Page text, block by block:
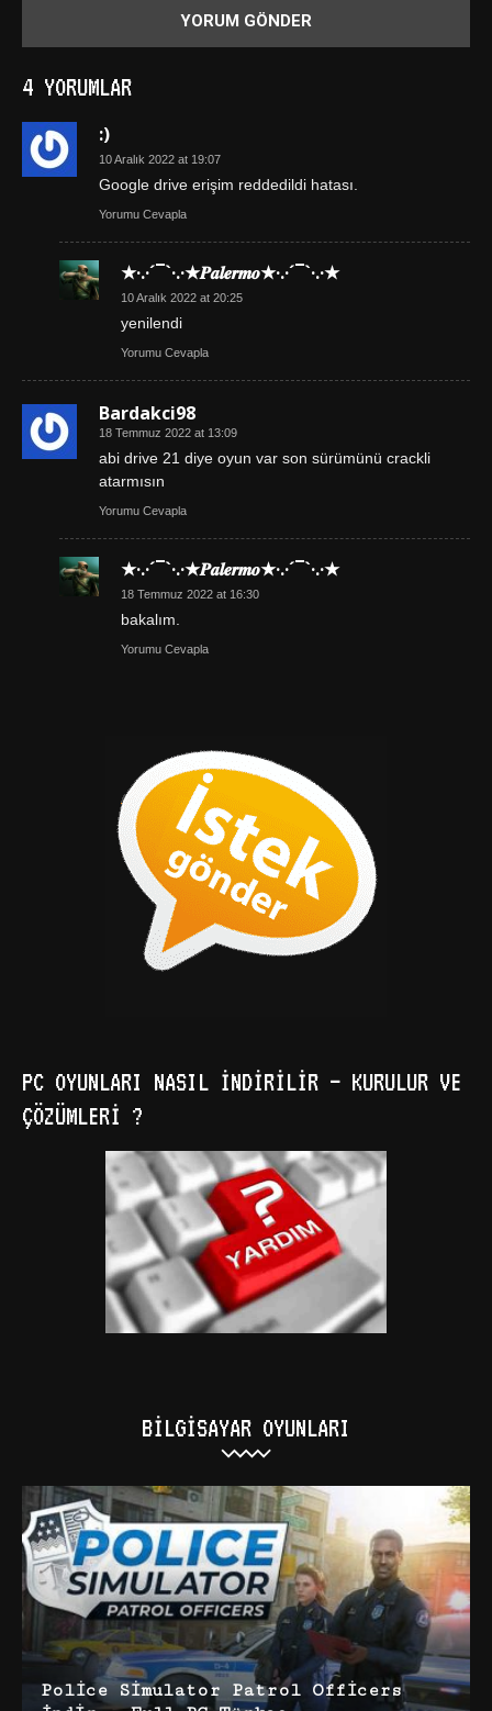
4 YORUMLAR
:)
10 Aralık 2022 at 19:07
Google drive erişim reddedildi hatası.
Yorumu Cevapla
★·.·´¯`·.·★𝑷𝒂𝒍𝒆𝒓𝒎𝒐★·.·´¯`·.·★
10 Aralık 2022 at 20:25
yenilendi
Yorumu Cevapla
Bardakci98
18 Temmuz 2022 at 13:09
abi drive 21 diye oyun var son sürümünü crackli
atarmısın
Yorumu Cevapla
★·.·´¯`·.·★𝑷𝒂𝒍𝒆𝒓𝒎𝒐★·.·´¯`·.·★
18 Temmuz 2022 at 16:30
bakalım.
Yorumu Cevapla
PC OYUNLARI NASIL İNDIRILIR – KURULUR VE
ÇÖZÜMLERI ?
BILGISAYAR OYUNLARI
Police Simulator Patrol Officers